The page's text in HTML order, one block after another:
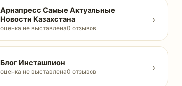
Арнапресс Самые Актуальные
Новости Казахстана
оценка не выставлена0 отзывов
›
Блог Инсташпион
оценка не выставлена0 отзывов ›